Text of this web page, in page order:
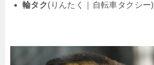
輪タク(りんたく｜自転車タクシー)